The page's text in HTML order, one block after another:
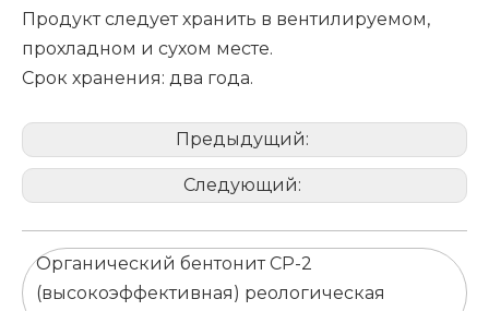
Продукт следует хранить в вентилируемом,
прохладном и сухом месте.
Срок хранения: два года.
Предыдущий:
Следующий:
Органический бентонит CP-2
(высокоэффективная) реологическая